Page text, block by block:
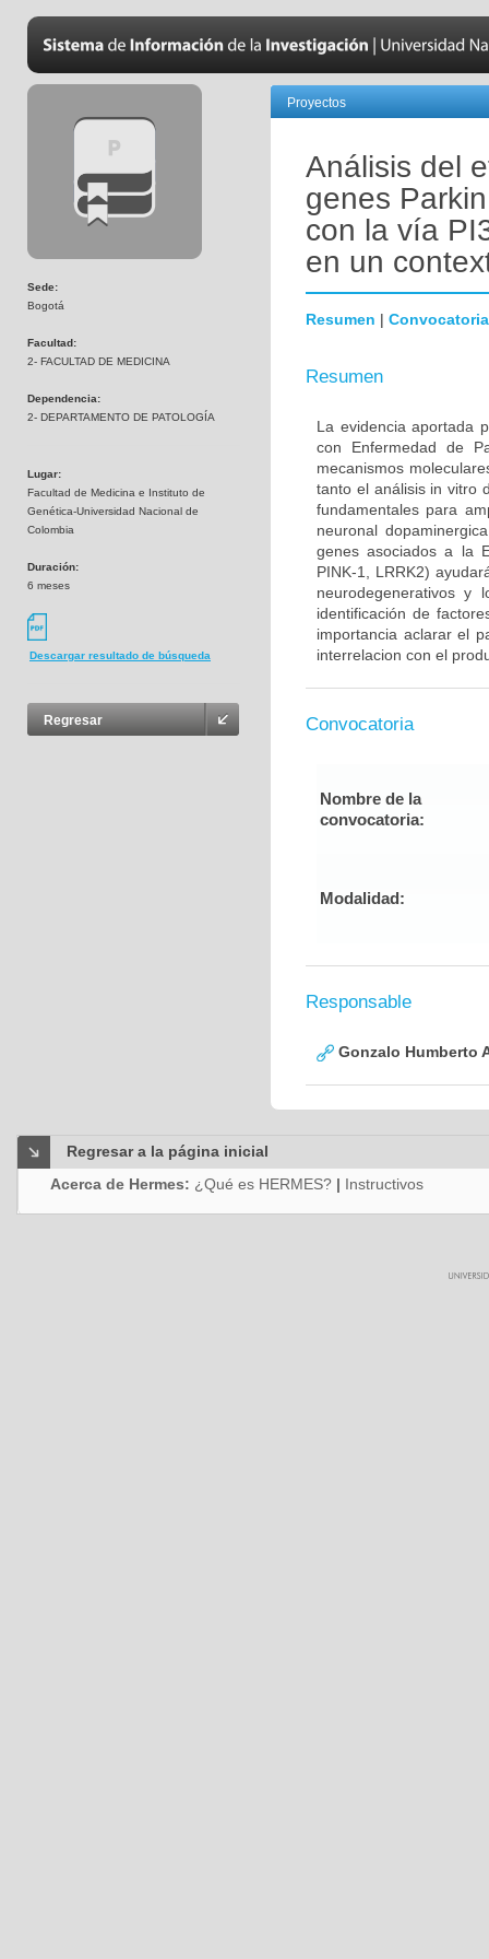
Sede:
Bogotá
Facultad:
2- FACULTAD DE MEDICINA
Dependencia:
2- DEPARTAMENTO DE PATOLOGÍA
Lugar:
Facultad de Medicina e Instituto de
Genética-Universidad Nacional de
Colombia
Duración:
6 meses
Descargar resultado de búsqueda
Regresar
Proyectos
Análisis del
genes
con la vía
en un
Resumen | Convocatoria
Resumen
La evidencia aportada
con Enfermedad de
mecanismos
tanto el análisis in vitro
fundamentales para
neuronal
genes asociados a la
PINK-1, LRRK2)
neurodegenerativos y
identificación de
importancia aclarar el
interrelacion con el
Convocatoria
Nombre de la
convocatoria:
Modalidad:
Responsable
Gonzalo Humberto
Regresar a la página inicial
Acerca de Hermes: ¿Qué es HERMES? | Instructivos